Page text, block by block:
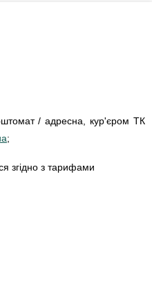
/ адресна, кур'єром ТК
;
згідно з тарифами